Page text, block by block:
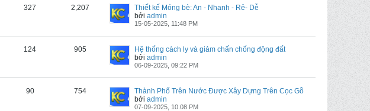
327 2,207
Thiết kế Móng bè: An - Nhanh - Rẻ- Dễ
bởi admin
15-05-2025, 11:48 PM
124 905
Hệ thống cách ly và giảm chấn chống động đất
bởi admin
06-09-2025, 09:22 PM
90 754
Thành Phố Trên Nước Được Xây Dựng Trên Cọc Gỗ
bởi admin
07-09-2025, 10:08 PM